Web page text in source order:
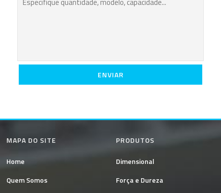
MAPA DO SITE
Home
Quem Somos
PRODUTOS
Dimensional
Força e Dureza